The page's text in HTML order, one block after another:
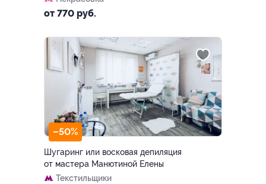
от 770 руб.
–50%
Шугаринг или восковая депиляция
от мастера Манютиной Елены
Текстильщики